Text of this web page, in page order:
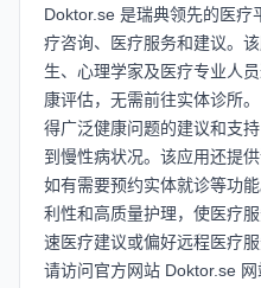
Doktor.se 是瑞典领先的医疗
疗咨询、医疗服务和建议。
生、心理学家及医疗专业人
康评估，无需前往实体诊所
得广泛健康问题的建议和支
到慢性病状况。该应用还提
如有需要预约实体就诊等功
利性和高质量护理，使医疗
速医疗建议或偏好远程医疗
请访问官方网站 Doktor.se 网